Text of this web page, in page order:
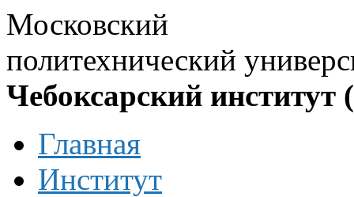
Московский
политехнический
Чебоксарский институт
Главная
Институт